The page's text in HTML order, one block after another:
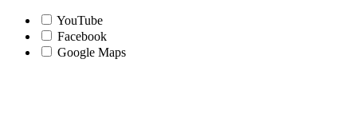
YouTube
Facebook
Google Maps